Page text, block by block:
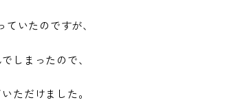
いたのですが、
しまったので、
ただけました。